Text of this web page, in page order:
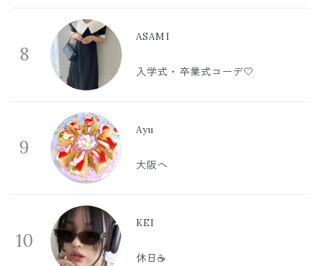
8
ASAMI
入学式・卒業式コーデ🤍
9
Ayu
大阪へ
10
KEI
休日☕️